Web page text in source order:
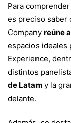
Para
es preciso saber
Company reúne
espacios ideales
Experience,
distintos
de Latam y la
delante.